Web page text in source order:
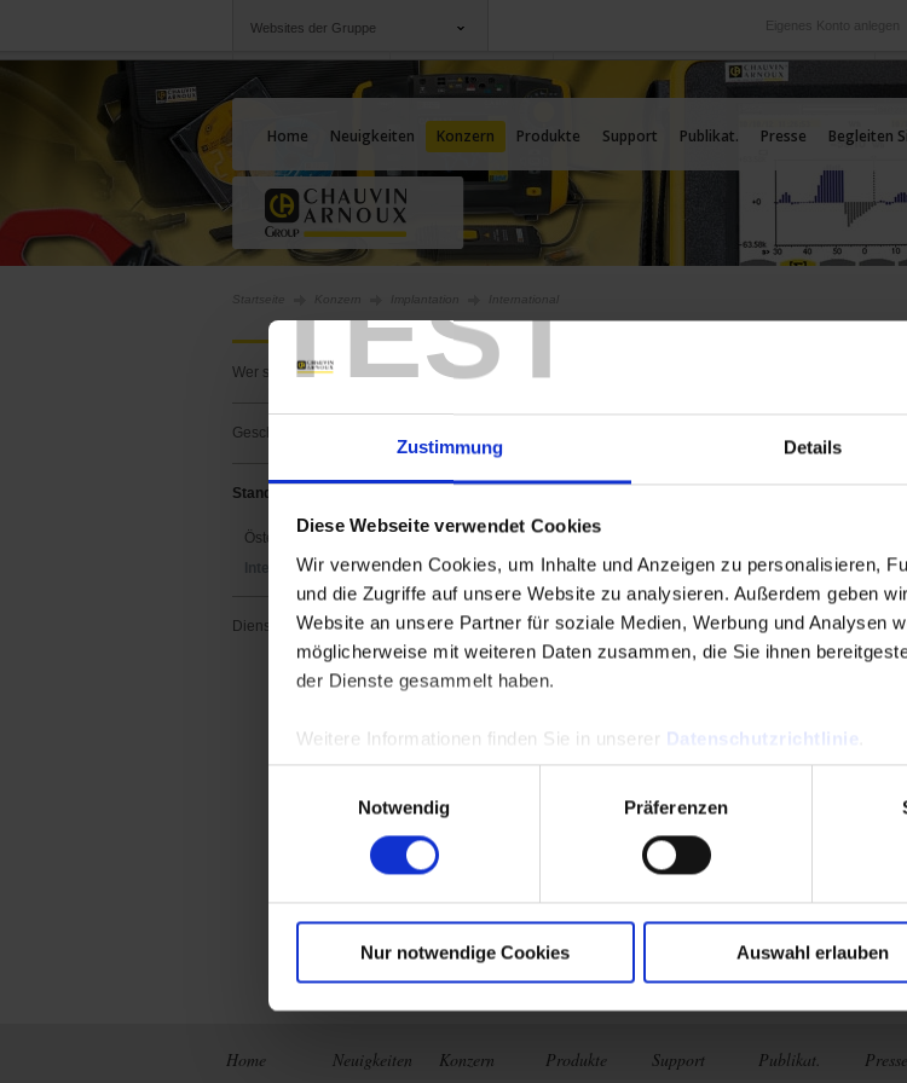
TEST
Zustimmung Details
Diese Webseite verwendet Cookies
Wir verwenden Cookies, um Inhalte und Anzeigen zu personalisieren,
und die Zugriffe auf unsere Website zu analysieren. Außerdem geben
Website an unsere Partner für soziale Medien, Werbung und Analysen
möglicherweise mit weiteren Daten zusammen, die Sie ihnen
der Dienste gesammelt haben.
Weitere Informationen finden Sie in unserer Datenschutzrichtlinie
Notwendig
Präferenzen
Nur notwendige Cookies Auswahl erlauben
Websites der Gruppe Eigenes Konto anlegen
Gruppe
Chauvin Arnoux
Unternehmen
Angebote für Sie
Unsere Auslands-Tochtergesellschaften
Home Neuigkeiten Konzern Produkte Support Publikat. Presse Begleiten
Startseite Konzern Implantation International
Wer sind wir ?
Geschichte
Standorte
Österreich
International
Dienstleistungen
AUTRICHE
China
Deutschland
Frankreich
Mittlerer Osten
USA
Vereinigtes Königreich
Home Neuigkeiten Konzern Produkte Support Publikat. Presse